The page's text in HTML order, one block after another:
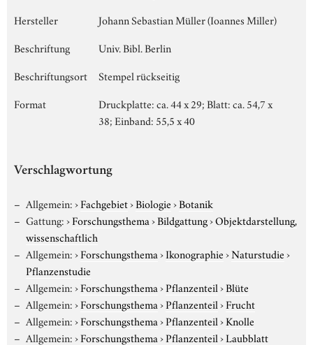
Hersteller
Johann Sebastian Müller (Ioannes Miller)
Beschriftung
Univ. Bibl. Berlin
Beschriftungsort
Stempel rückseitig
Format
Druckplatte: ca. 44 x 29; Blatt: ca. 54,7 x
38; Einband: 55,5 x 40
Verschlagwortung
Allgemein:›Fachgebiet›Biologie›Botanik
Gattung:›Forschungsthema›Bildgattung›Objektdarstellung,
wissenschaftlich
Allgemein:›Forschungsthema›Ikonographie›Naturstudie›
Pflanzenstudie
Allgemein:›Forschungsthema›Pflanzenteil›Blüte
Allgemein:›Forschungsthema›Pflanzenteil›Frucht
Allgemein:›Forschungsthema›Pflanzenteil›Knolle
Allgemein:›Forschungsthema›Pflanzenteil›Laubblatt